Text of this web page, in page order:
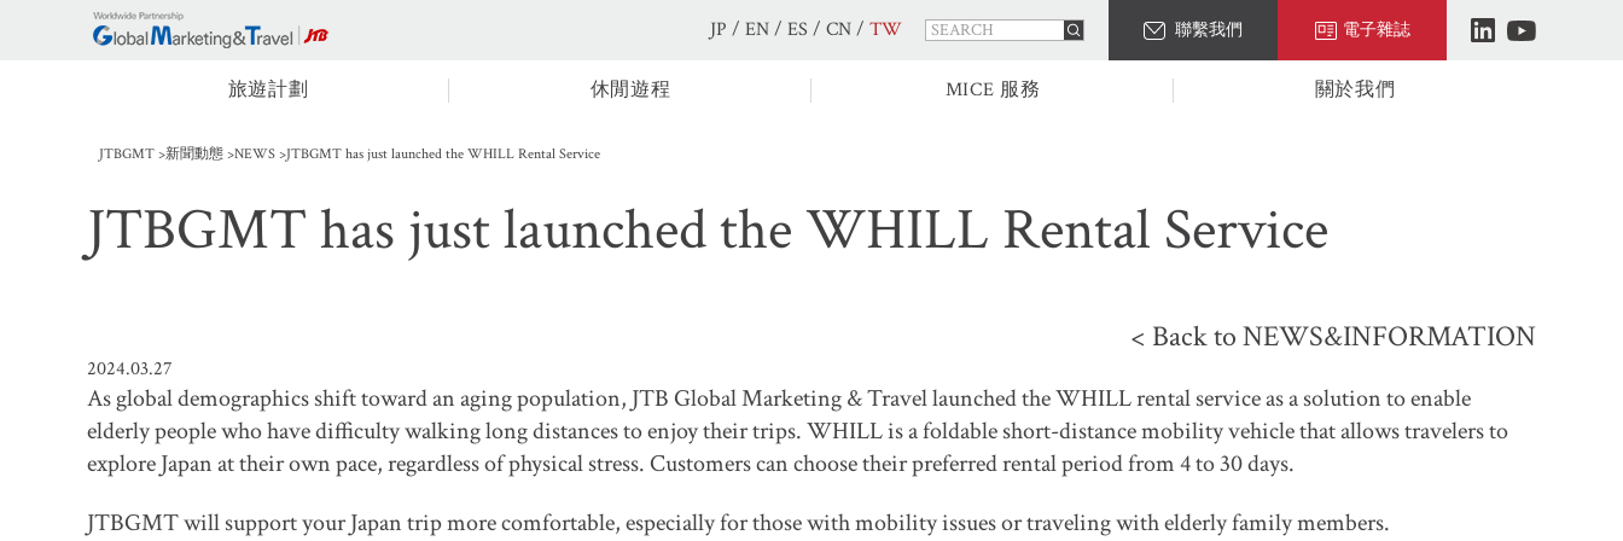
JP / EN/ ES / CN/ TW 聯繫我們 電子雜誌
旅遊計劃 休閒遊程 MICE 服務 關於我們
JTBGMT 新聞動態 NEWS JTBGMT has just launched the WHILL Rental Service
JTBGMT has just launched the WHILL Rental Service
< Back to NEWS&INFORMATION
2024.03.27
As global demographics shift toward an aging population, JTB Global Marketing & Travel launched the WHILL rental service as a solution to enable
elderly people who have difficulty walking long distances to enjoy their trips. WHILL is a foldable short-distance mobility vehicle that allows travelers to
explore Japan at their own pace, regardless of physical stress. Customers can choose their preferred rental period from 4 to 30 days.
JTBGMT will support your Japan trip more comfortable, especially for those with mobility issues or traveling with elderly family members.